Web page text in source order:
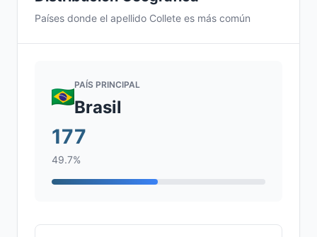
Países donde el apellido Collete es más común
PAÍS PRINCIPAL
Brasil
177
49.7%